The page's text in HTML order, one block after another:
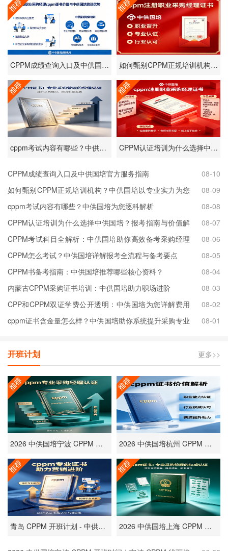
CPPM成绩查询入口及中供国培官方服务指南 如何甄别CPPM正规培训机构？中供国培以专业实力为您导航
cppm考试内容有哪些？中供国培为您逐科解析 CPPM认证培训为什么选择中供国培？报考指南与价值解读
CPPM成绩查询入口及中供国培官方服务指南
08-10
如何甄别CPPM正规培训机构？中供国培以专业实力为您
导航
08-09
cppm考试内容有哪些？中供国培为您逐科解析
08-08
CPPM认证培训为什么选择中供国培？报考指南与价值解
读
08-07
CPPM考试科目全解析：中供国培助你高效备考采购经理
认证
08-06
CPPM怎么考试？中供国培详解报考全流程与备考要点
08-05
CPPM书备考指南：中供国培推荐哪些核心资料？
08-04
内蒙古CPPM采购证书培训：中供国培助力职场进阶
08-03
CPP和CPPM双证学费公开透明：中供国培为您详解费用
构成与学习价值
08-02
cppm证书含金量怎么样？中供国培助你系统提升采购专业
08-01
开班计划 更多>>
2026 中供国培宁波 CPPM 开班时间｜宁波 CPPM 线下培训定点考点安排 2026 中供国培杭州 CPPM 开班时间｜杭州 CPPM 线下培训定点考点安排
青岛 CPPM 开班计划 - 中供国培｜青岛本地采购经理线下集训统考排期 2026 中供国培上海 CPPM 开班时间｜上海本地 CPPM 线下培训考点安排